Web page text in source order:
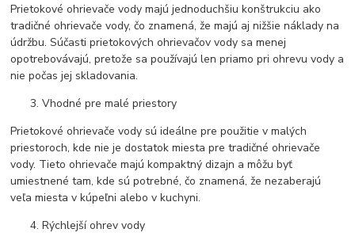
Prietokové ohrievače vody majú jednoduchšiu konštrukciu ako
tradičné ohrievače vody, čo znamená, že majú aj nižšie náklady na
údržbu. Súčasti prietokových ohrievačov vody sa menej
opotrebovávajú, pretože sa používajú len priamo pri ohrevu vody a
nie počas jej skladovania.
Vhodné pre malé priestory
Prietokové ohrievače vody sú ideálne pre použitie v malých
priestoroch, kde nie je dostatok miesta pre tradičné ohrievače
vody. Tieto ohrievače majú kompaktný dizajn a môžu byť
umiestnené tam, kde sú potrebné, čo znamená, že nezaberajú
veľa miesta v kúpeľni alebo v kuchyni.
Rýchlejší ohrev vody